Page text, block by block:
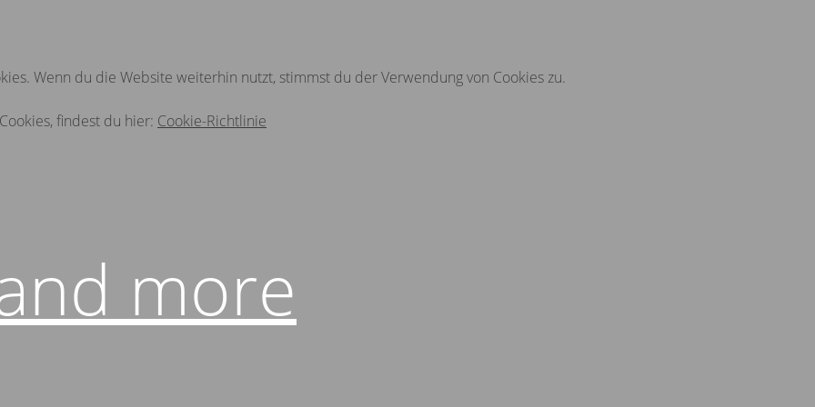
Wenn du die Website weiterhin nutzt, stimmst du der Verwendung von Cookies zu.
findest du hier: Cookie-Richtlinie
more